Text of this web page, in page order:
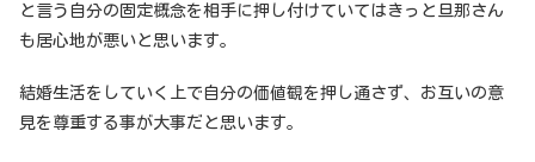
と言う自分の固定概念を相手に押し付けていてはきっと旦那さん
も居心地が悪いと思います。
結婚生活をしていく上で自分の価値観を押し通さず、お互いの意
見を尊重する事が大事だと思います。